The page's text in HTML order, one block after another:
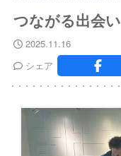
つながる出会い
2025.11.16
シェア